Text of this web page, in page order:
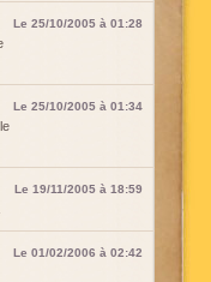
Le 25/10/2005 à 01:28
Le 25/10/2005 à 01:34
Le 19/11/2005 à 18:59
Le 01/02/2006 à 02:42